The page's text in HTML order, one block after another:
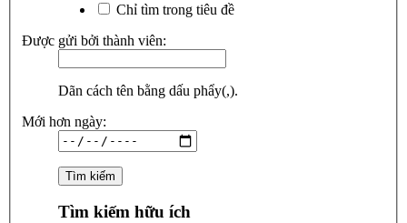
Chỉ tìm trong tiêu đề
Được gửi bởi thành viên:
Dãn cách tên bằng dấu phẩy(,).
Mới hơn ngày:
Tìm kiếm hữu ích